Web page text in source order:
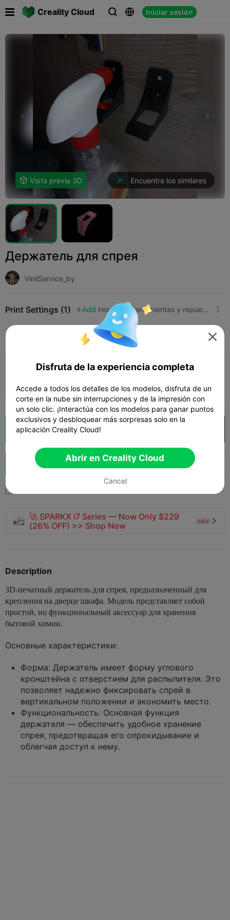
Creality Cloud   Iniciar sesión
 
 Vista previa 3D Encuentra los similares
Держатель для спрея
VinilService_by
Print Settings (1)  Add Hogar Herramientas y repuestos 
K2 Plus K2 Pro
0.2mm layer, 2 walls, 15% infill
Laminador en la nube
Impulso 137 193

🚀 SPARKX i7 Series — Now Only $229
(26% OFF) >> Shop Now
sale 
Description
3D-печатный держатель для спрея, предназначенный для
крепления на дверце шкафа. Модель представляет собой
простой, но функциональный аксессуар для хранения
бытовой химии.
Основные характеристики:
Форма: Держатель имеет форму углового
кронштейна с отверстием для распылителя. Это
позволяет надежно фиксировать спрей в
вертикальном положении и экономить место.
Функциональность: Основная функция
держателя — обеспечить удобное хранение
спрея, предотвращая его опрокидывание и
облегчая доступ к нему.

Disfruta de la experiencia completa
Accede a todos los detalles de los modelos, disfruta de un
corte en la nube sin interrupciones y de la impresión con
un solo clic. ¡Interactúa con los modelos para ganar puntos
exclusivos y desbloquear más sorpresas solo en la
aplicación Creality Cloud!
Abrir en Creality Cloud
Cancel